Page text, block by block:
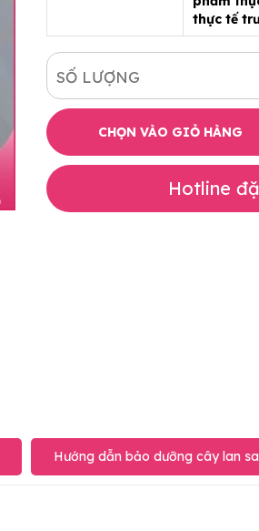
thực tế
SỐ LƯỢNG
CHỌN VÀO GIỎ HÀNG
Hotline
Hướng dẫn bảo dưỡng cây lan